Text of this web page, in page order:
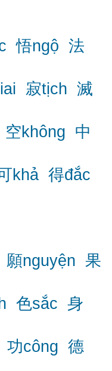
悟ngộ 法
寂tịch 滅
空không 中
khả 得đắc
願nguyện 果
色sắc 身
功công 德